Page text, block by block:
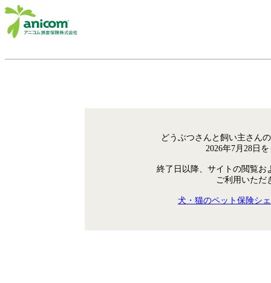
どうぶつさんと飼い主さん
2026年7月28日
終了日以降、サイトの閲覧お
ご利用いただ
犬・猫のペット保険シ